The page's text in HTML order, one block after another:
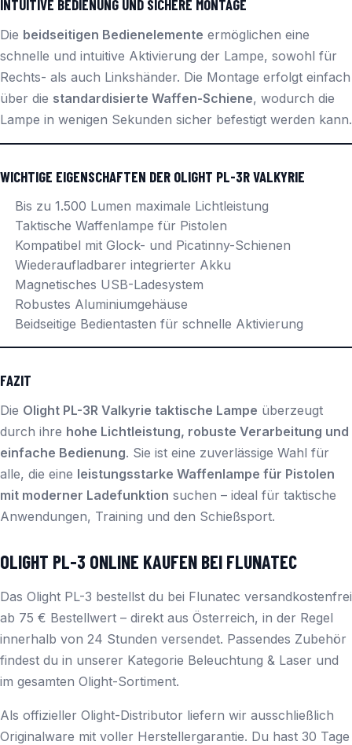
INTUITIVE BEDIENUNG UND SICHERE MONTAGE
Die beidseitigen Bedienelemente ermöglichen eine
schnelle und intuitive Aktivierung der Lampe, sowohl für
Rechts- als auch Linkshänder. Die Montage erfolgt einfach
über die standardisierte Waffen-Schiene, wodurch die
Lampe in wenigen Sekunden sicher befestigt werden kann.
WICHTIGE EIGENSCHAFTEN DER OLIGHT PL-3R VALKYRIE
Bis zu 1.500 Lumen maximale Lichtleistung
Taktische Waffenlampe für Pistolen
Kompatibel mit Glock- und Picatinny-Schienen
Wiederaufladbarer integrierter Akku
Magnetisches USB-Ladesystem
Robustes Aluminiumgehäuse
Beidseitige Bedientasten für schnelle Aktivierung
FAZIT
Die Olight PL-3R Valkyrie taktische Lampe überzeugt
durch ihre hohe Lichtleistung, robuste Verarbeitung und
einfache Bedienung. Sie ist eine zuverlässige Wahl für
alle, die eine leistungsstarke Waffenlampe für Pistolen
mit moderner Ladefunktion suchen – ideal für taktische
Anwendungen, Training und den Schießsport.
OLIGHT PL-3 ONLINE KAUFEN BEI FLUNATEC
Das Olight PL-3 bestellst du bei Flunatec versandkostenfrei
ab 75 € Bestellwert – direkt aus Österreich, in der Regel
innerhalb von 24 Stunden versendet. Passendes Zubehör
findest du in unserer Kategorie Beleuchtung & Laser und
im gesamten Olight-Sortiment.
Als offizieller Olight-Distributor liefern wir ausschließlich
Originalware mit voller Herstellergarantie. Du hast 30 Tage